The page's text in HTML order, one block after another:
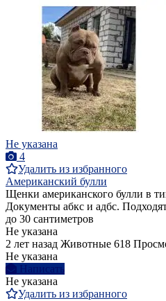
Не указана
4
Удалить из избранного
Американский булли
Щенки американского булли в
Документы абкс и адбс.
до 30 сантиметров
Не указана
2 лет назад Животные 618
Не указана
Написать
Не указана
Удалить из избранного